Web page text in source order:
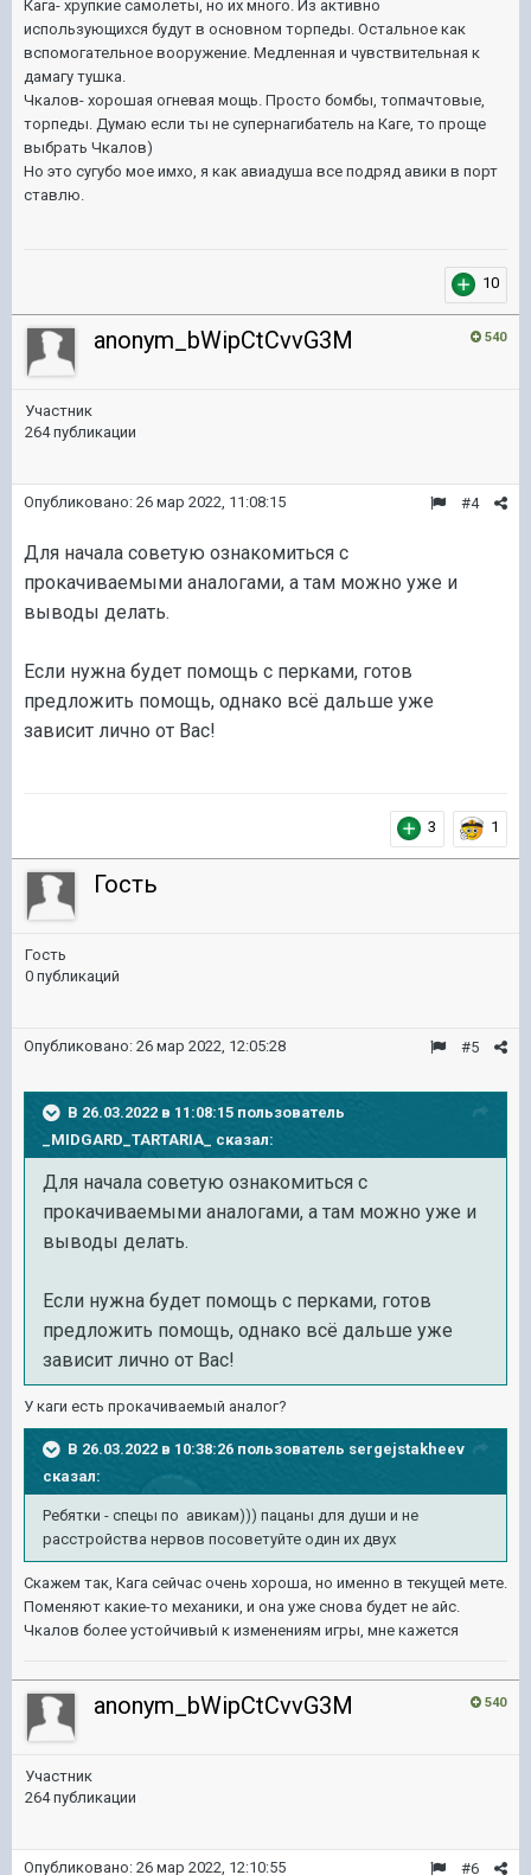
Кага- хрупкие самолеты, но их много. Из активно
использующихся будут в основном торпеды. Остальное как
вспомогательное вооружение. Медленная и чувствительная к
дамагу тушка.
Чкалов- хорошая огневая мощь. Просто бомбы, топмачтовые,
торпеды. Думаю если ты не супернагибатель на Каге, то проще
выбрать Чкалов)
Но это сугубо мое имхо, я как авиадуша все подряд авики в порт
ставлю.
10
540
anonym_bWipCtCvvG3M
Участник
264 публикации
#4
Опубликовано: 26 мар 2022, 11:08:15
Для начала советую ознакомиться с
прокачиваемыми аналогами, а там можно уже и
выводы делать.
Если нужна будет помощь с перками, готов
предложить помощь, однако всё дальше уже
зависит лично от Вас!
3 1
Гость
Гость
0 публикаций
#5
Опубликовано: 26 мар 2022, 12:05:28
В 26.03.2022 в 11:08:15 пользователь
_MIDGARD_TARTARIA_ сказал:
Для начала советую ознакомиться с
прокачиваемыми аналогами, а там можно уже и
выводы делать.
Если нужна будет помощь с перками, готов
предложить помощь, однако всё дальше уже
зависит лично от Вас!
У каги есть прокачиваемый аналог?
В 26.03.2022 в 10:38:26 пользователь sergejstakheev
сказал:
Ребятки - спецы по авикам))) пацаны для души и не
расстройства нервов посоветуйте один их двух
Скажем так, Кага сейчас очень хороша, но именно в текущей мете.
Поменяют какие-то механики, и она уже снова будет не айс.
Чкалов более устойчивый к изменениям игры, мне кажется
540
anonym_bWipCtCvvG3M
Участник
264 публикации
#6
Опубликовано: 26 мар 2022, 12:10:55